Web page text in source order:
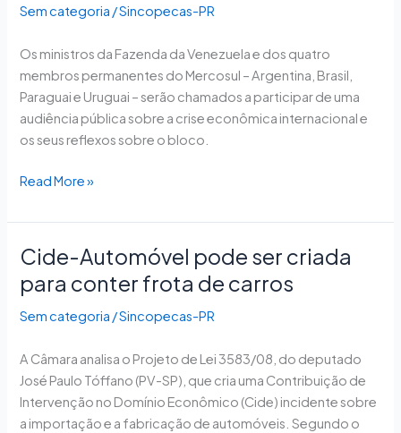
Sem categoria /Sincopecas-PR
Os ministros da Fazenda da Venezuela e dos quatro
membros permanentes do Mercosul – Argentina, Brasil,
Paraguai e Uruguai – serão chamados a participar de uma
audiência pública sobre a crise econômica internacional e
os seus reflexos sobre o bloco.
econômica
ministros
Read More »
Cide-Automóvel pode ser criada
para conter frota de carros
Sem categoria /Sincopecas-PR
A Câmara analisa o Projeto de Lei 3583/08, do deputado
José Paulo Tóffano (PV-SP), que cria uma Contribuição de
Intervenção no Domínio Econômico (Cide) incidente sobre
a importação e a fabricação de automóveis. Segundo o
Cide-
pode
ser
para
conter
frota
de